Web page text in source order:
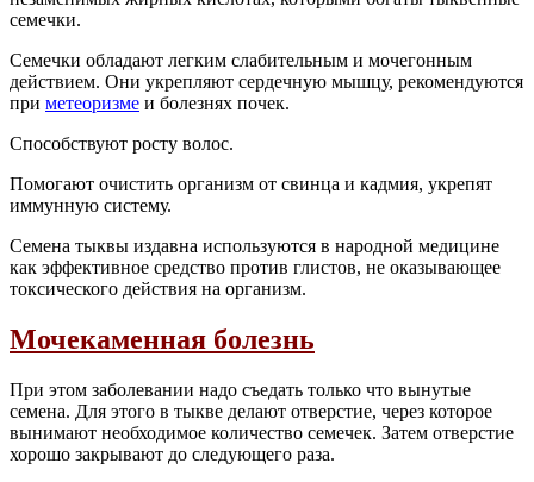
семечки.
Семечки обладают легким слабительным и мочегонным
действием. Они укрепляют сердечную мышцу, рекомендуются
при метеоризме и болезнях почек.
Способствуют росту волос.
Помогают очистить организм от свинца и кадмия, укрепят
иммунную систему.
Семена тыквы издавна используются в народной медицине
как эффективное средство против глистов, не оказывающее
токсического действия на организм.
Мочекаменная болезнь
При этом заболевании надо съедать только что вынутые
семена. Для этого в тыкве делают отверстие, через которое
вынимают необходимое количество семечек. Затем отверстие
хорошо закрывают до следующего раза.